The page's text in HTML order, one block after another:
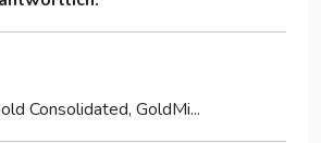
Consolidated, GoldMi...